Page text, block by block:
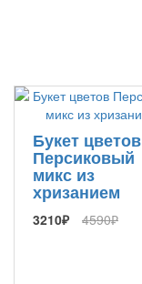
Букет цветов
Персиковый
микс из
хризанием
3210₽ 4590₽